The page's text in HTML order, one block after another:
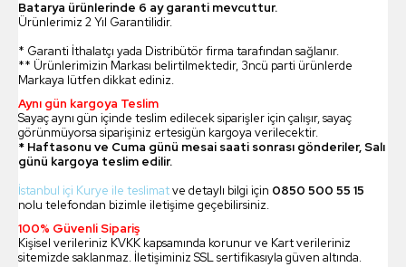
Batarya ürünlerinde 6 ay garanti mevcuttur.
Ürünlerimiz 2 Yıl Garantilidir.
* Garanti İthalatçı yada Distribütör firma tarafından sağlanır.
** Ürünlerimizin Markası belirtilmektedir, 3ncü parti ürünlerde
Markaya lütfen dikkat ediniz.
Aynı gün kargoya Teslim
Sayaç aynı gün içinde teslim edilecek siparişler için çalışır, sayaç
görünmüyorsa siparişiniz ertesigün kargoya verilecektir.
* Haftasonu ve Cuma günü mesai saati sonrası gönderiler, Salı
günü kargoya teslim edilir.
İstanbul içi Kurye ile teslimatve detaylı bilgi için 0850 500 55 15
nolu telefondan bizimle iletişime geçebilirsiniz.
100% Güvenli Sipariş
Kişisel verileriniz KVKK kapsamında korunur ve Kart verileriniz
sitemizde saklanmaz. İletişiminiz SSL sertifikasıyla güven altında.